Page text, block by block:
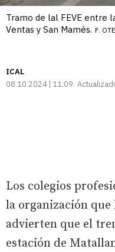
Tramo de lal FEVE entre
Ventas y San Mamés. F.
ICAL
08.10.2024 | 11:09
Los colegios
la organización
advierten que el
estación de